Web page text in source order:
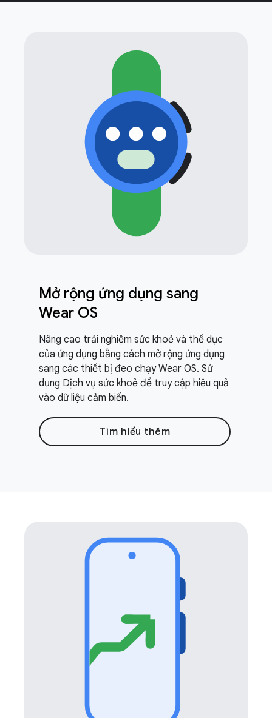
Mở rộng ứng dụng sang
Wear OS
Nâng cao trải nghiệm sức khoẻ và thể dục
của ứng dụng bằng cách mở rộng ứng dụng
sang các thiết bị đeo chạy Wear OS. Sử
dụng Dịch vụ sức khoẻ để truy cập hiệu quả
vào dữ liệu cảm biến.
Tìm hiểu thêm